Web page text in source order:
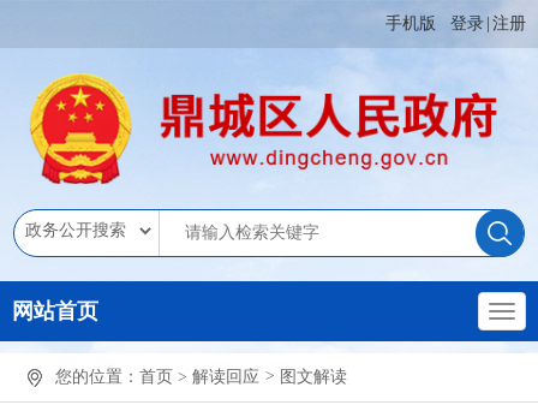
手机版 登录 注册
网站首页
您的位置： 首页 > 解读回应 > 图文解读